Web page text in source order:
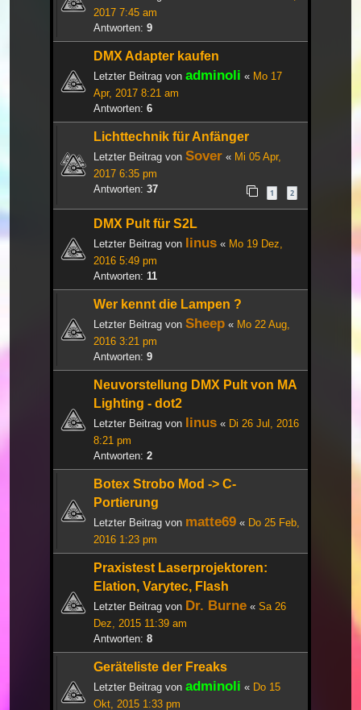
2017 7:45 am
Antworten: 9
DMX Adapter kaufen
Letzter Beitrag von adminoli « Mo 17
Apr, 2017 8:21 am
Antworten: 6
Lichttechnik für Anfänger
Letzter Beitrag von Sover « Mi 05 Apr,
2017 6:35 pm
Antworten: 37 1 2
DMX Pult für S2L
Letzter Beitrag von linus « Mo 19 Dez,
2016 5:49 pm
Antworten: 11
Wer kennt die Lampen ?
Letzter Beitrag von Sheep « Mo 22 Aug,
2016 3:21 pm
Antworten: 9
Neuvorstellung DMX Pult von MA
Lighting - dot2
Letzter Beitrag von linus « Di 26 Jul, 2016
8:21 pm
Antworten: 2
Botex Strobo Mod -> C-
Portierung
Letzter Beitrag von matte69 « Do 25 Feb,
2016 1:23 pm
Praxistest Laserprojektoren:
Elation, Varytec, Flash
Letzter Beitrag von Dr. Burne « Sa 26
Dez, 2015 11:39 am
Antworten: 8
Geräteliste der Freaks
Letzter Beitrag von adminoli « Do 15
Okt, 2015 1:33 pm